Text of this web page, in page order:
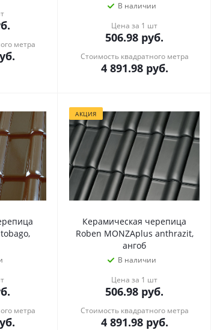
метра
В наличии
Цена за 1 шт
506.98 руб.
Стоимость квадратного метра
4 891.98руб.
метра
АКЦИЯ
Керамическая черепица
Roben MONZAplus anthrazit,
ангоб
В наличии
Цена за 1 шт
506.98 руб.
Стоимость квадратного метра
4 891.98руб.